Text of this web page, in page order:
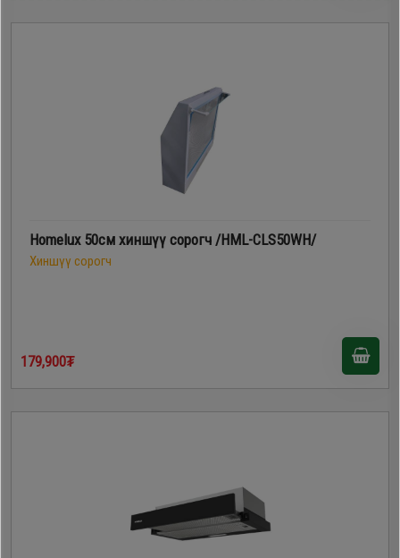
Homelux 50см хиншүү сорогч /HML-CLS50WH/
Хиншүү сорогч
179,900₮